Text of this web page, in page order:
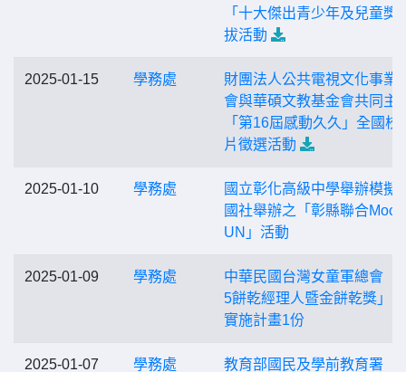
「十大傑出青少年及兒童獎
拔活動
2025-01-15 學務處
財團法人公共電視文化事業
會與華碩文教基金會共同主
「第16屆感動久久」全國校
片徵選活動
2025-01-10 學務處
國立彰化高級中學舉辦模擬
國社舉辦之「彰縣聯合Mock
UN」活動
2025-01-09 學務處
中華民國台灣女童軍總會「
5餅乾經理人暨金餅乾獎」
實施計畫1份
2025-01-07 學務處
教育部國民及學前教育署「